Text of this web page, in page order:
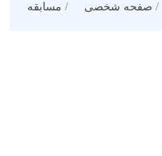
صفحه شخصی مسابقه